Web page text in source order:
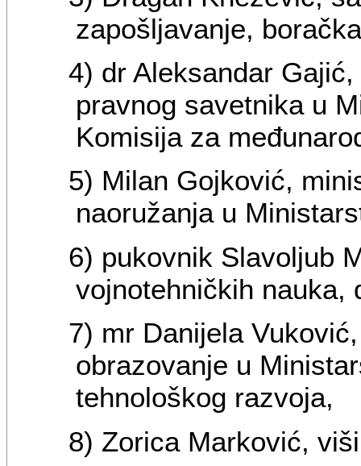
zapošljavanje,
4) dr Aleksandar
pravnog savetnika u
Komisija za
5) Milan Gojković,
naoružanja u
6) pukovnik Slavoljub
vojnotehničkih nauka,
7) mr Danijela
obrazovanje u
tehnološkog razvoja,
8) Zorica Marković,